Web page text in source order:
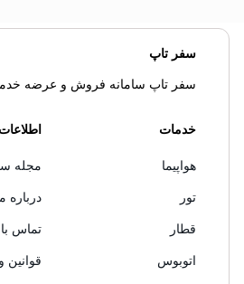
سفر تاپ
سفر تاپ سامانه فروش و عرضه
خدمات
هواپیما
تور
قطار
اتوبوس
مجله
درباره
تماس با
قوانین